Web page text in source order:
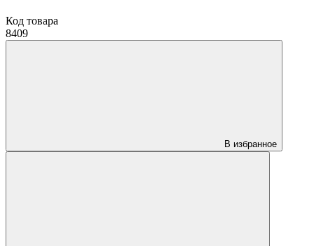
Код товара
8409
В избранное